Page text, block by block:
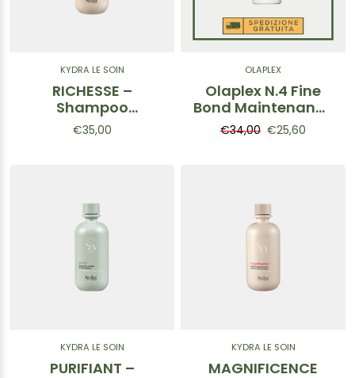
KYDRA LE SOIN
RICHESSE –
Shampoo
nutriente intenso
€35,00
OLAPLEX
Olaplex N.4 Fine
Bond Maintenance
Shampoo -
€34,00 €25,60
KYDRA LE SOIN
PURIFIANT –
KYDRA LE SOIN
MAGNIFICENCE